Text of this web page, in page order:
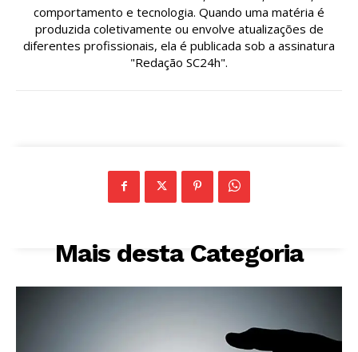
comportamento e tecnologia. Quando uma matéria é
produzida coletivamente ou envolve atualizações de
diferentes profissionais, ela é publicada sob a assinatura
"Redação SC24h".
Mais desta Categoria